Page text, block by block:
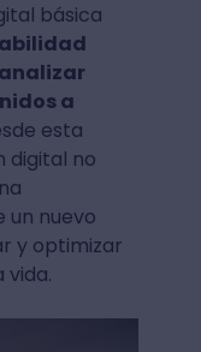
básica
a
esta
digital no
un nuevo
y optimizar
vida.